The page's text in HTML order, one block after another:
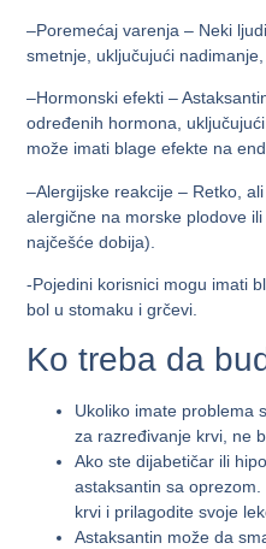
–Poremećaj varenja – Neki
smetnje, uključujući
–Hormonski efekti –
određenih hormona,
može imati blage efekte na
–Alergijske reakcije – Retko,
alergične na morske plodove
najčešće dobija).
-Pojedini korisnici mogu imati
bol u stomaku i grčevi.
Ko treba da
Ukoliko imate problema
za razređivanje krvi, ne
Ako ste dijabetičar ili
astaksantin sa
krvi i prilagodite svoje
Astaksantin može da